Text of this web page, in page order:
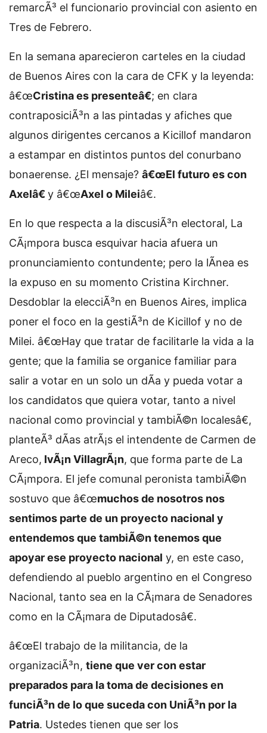
remarcÃ³ el funcionario provincial con asiento en
Tres de Febrero.
En la semana aparecieron carteles en la ciudad
de Buenos Aires con la cara de CFK y la leyenda:
â€œCristina es presenteâ€; en clara
contraposiciÃ³n a las pintadas y afiches que
algunos dirigentes cercanos a Kicillof mandaron
a estampar en distintos puntos del conurbano
bonaerense. ¿El mensaje? â€œEl futuro es con
Axelâ€y â€œAxel o Mileiâ€.
En lo que respecta a la discusiÃ³n electoral, La
CÃ¡mpora busca esquivar hacia afuera un
pronunciamiento contundente; pero la lÃ­nea es
la expuso en su momento Cristina Kirchner.
Desdoblar la elecciÃ³n en Buenos Aires, implica
poner el foco en la gestiÃ³n de Kicillof y no de
Milei. â€œHay que tratar de facilitarle la vida a la
gente; que la familia se organice familiar para
salir a votar en un solo un dÃ­a y pueda votar a
los candidatos que quiera votar, tanto a nivel
nacional como provincial y tambiÃ©n localesâ€,
planteÃ³ dÃ­as atrÃ¡s el intendente de Carmen de
Areco, IvÃ¡n VillagrÃ¡n, que forma parte de La
CÃ¡mpora. El jefe comunal peronista tambiÃ©n
sostuvo que â€œmuchos de nosotros nos
sentimos parte de un proyecto nacional y
entendemos que tambiÃ©n tenemos que
apoyar ese proyecto nacional y, en este caso,
defendiendo al pueblo argentino en el Congreso
Nacional, tanto sea en la CÃ¡mara de Senadores
como en la CÃ¡mara de Diputadosâ€.
â€œEl trabajo de la militancia, de la
organizaciÃ³n, tiene que ver con estar
preparados para la toma de decisiones en
funciÃ³n de lo que suceda con UniÃ³n por la
Patria. Ustedes tienen que ser los